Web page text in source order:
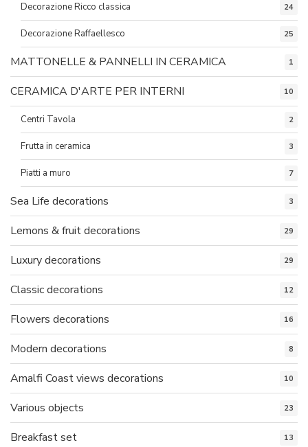
Decorazione Ricco classica 24
Decorazione Raffaellesco 25
MATTONELLE & PANNELLI IN CERAMICA 1
CERAMICA D'ARTE PER INTERNI 10
Centri Tavola 2
Frutta in ceramica 3
Piatti a muro 7
Sea Life decorations 3
Lemons & fruit decorations 29
Luxury decorations 29
Classic decorations 12
Flowers decorations 16
Modern decorations 8
Amalfi Coast views decorations 10
Various objects 23
Breakfast set 13